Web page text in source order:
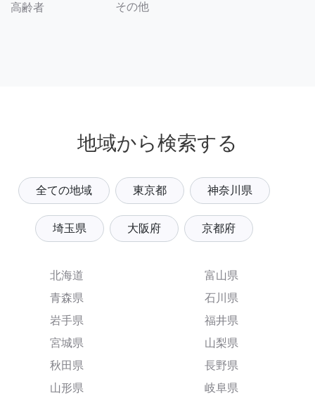
高齢者 その他
地域から検索する
全ての地域 東京都 神奈川県
埼玉県 大阪府 京都府
北海道
青森県
岩手県
宮城県
秋田県
山形県
富山県
石川県
福井県
山梨県
長野県
岐阜県